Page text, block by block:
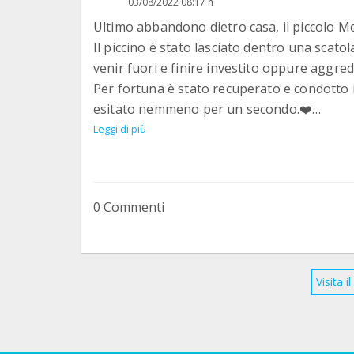
Ultimo abbandono dietro casa, il piccolo
Il piccino è stato lasciato dentro una
venir fuori e finire investito oppure
Per fortuna è stato recuperato e condotto
esitato nemmeno per un secondo.❤️
Eppure nessuno l’avrebbe potuta
bocca da sfamare, ennesimo cucciolo da
Per favore zietti aiutate mamma
sappiamo che sono cuccioli è il loro
pappa buona ma soprattutto di evitare
possiamo offrigli al momento è un posto
Leggi di più
0 Commenti
Visita